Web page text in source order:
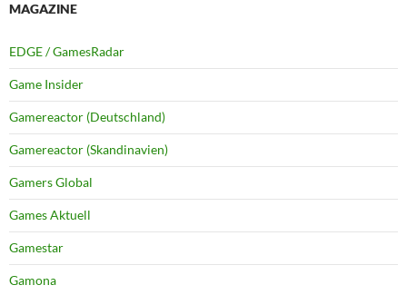
MAGAZINE
EDGE / GamesRadar
Game Insider
Gamereactor (Deutschland)
Gamereactor (Skandinavien)
Gamers Global
Games Aktuell
Gamestar
Gamona